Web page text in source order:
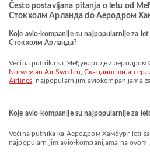
Često postavljana pitanja o letu od
Стокхолм Арланда do Аеродром
Koje avio-kompanije su najpopularnije za
Стокхолм Арланда?
Većina putnika sa Међународни
Norwegian Air Sweden ,Скандинејвијан
Airlines , najpopularnijim aviokompanijama
Koje avio-kompanije su najpopularnije za
Većina putnika ka Аеродром Хамбург leti sa
najpopularnijim avio-kompanijama na ovom